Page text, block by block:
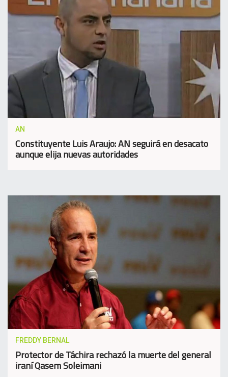
AN
Constituyente Luis Araujo: AN seguirá en desacato
aunque elija nuevas autoridades
FREDDY BERNAL
Protector de Táchira rechazó la muerte del general
iraní Qasem Soleimani